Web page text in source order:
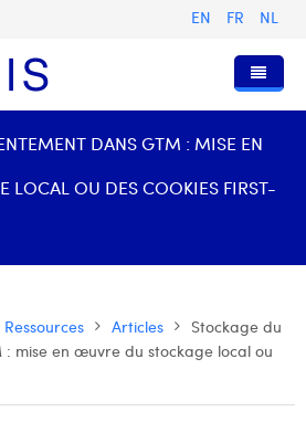
EN FR NL
DANS GTM : MISE EN
LOCAL OU DES COOKIES FIRST-
Ressources Articles
Stockage du
: mise en œuvre du stockage local ou